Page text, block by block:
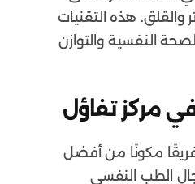
والقلق. هذه التقنيات
النفسية والتوازن
مركز تفاؤل
مكونًا من أفضل
الطب النفسي